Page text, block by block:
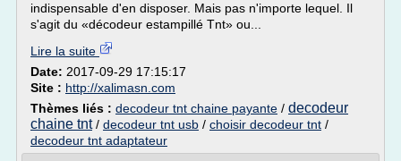
indispensable d'en disposer. Mais pas n'importe lequel. Il
s'agit du «décodeur estampillé Tnt» ou...
Lire la suite
Date: 2017-09-29 17:15:17
Site : http://xalimasn.com
Thèmes liés : decodeur tnt chaine payante / decodeur
chaine tnt/ decodeur tnt usb / choisir decodeur tnt /
decodeur tnt adaptateur